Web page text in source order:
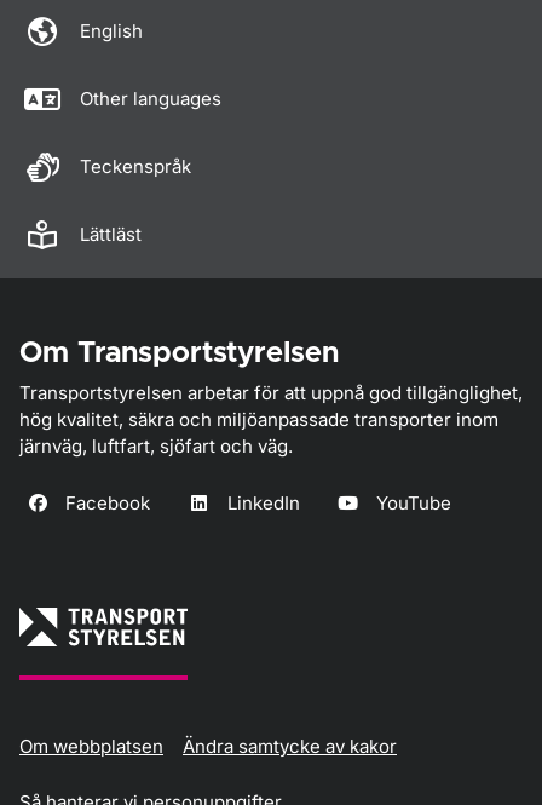
English
Other languages
Teckenspråk
Lättläst
Om Transportstyrelsen
Transportstyrelsen arbetar för att uppnå god tillgänglighet,
hög kvalitet, säkra och miljöanpassade transporter inom
järnväg, luftfart, sjöfart och väg.
Facebook LinkedIn YouTube
Om webbplatsen Ändra samtycke av kakor